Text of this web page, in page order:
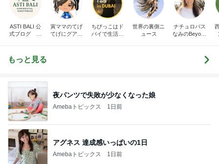
ASTI BALI 公
式ブログ バ
バリ
寅ママのてげ
てげにグアム
ちびっこはド
バイで生活し
世界の裏側ニ
ュース
ナチュロパス
なみのBeyond
もっと見る
夜パンツで失敗が少なくなった娘
Amebaトピックス 1日前
アグネス 達成感いっぱいの1日
Amebaトピックス 1日前